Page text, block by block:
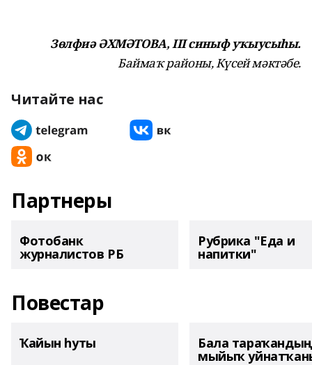
Зөлфиә ӘХМӘТОВА, III синыф уҡыусыһы.
Баймаҡ районы, Күсей мәктәбе.
Читайте нас
Партнеры
Фотобанк
журналистов РБ
Рубрика "Еда и
напитки"
Повестар
Ҡайын һуты Бала тараҡандың
мыйыҡ